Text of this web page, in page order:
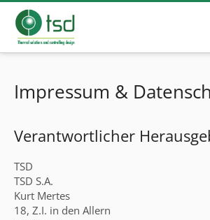
Impressum &
Verantwortlicher
TSD
TSD S.A.
Kurt Mertes
18, Z.I. in den Allern